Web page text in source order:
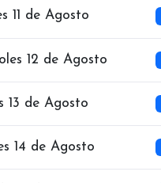
11 de Agosto
12 de Agosto
13 de Agosto
14 de Agosto